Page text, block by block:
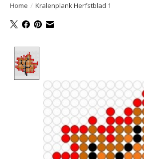
Home / Kralenplank Herfstblad 1